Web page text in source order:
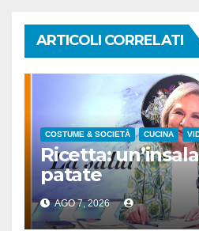
ARTICOLI CORRELATI
COSTUME & SOCIETÀ CUCINA
Ricetta:
patate
AGO 7, 2026